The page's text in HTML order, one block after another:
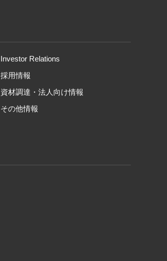
Investor Relations
採用情報
資材調達・法人向け情報
その他情報